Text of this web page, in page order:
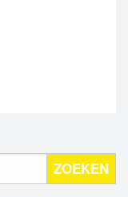
ZOEKEN